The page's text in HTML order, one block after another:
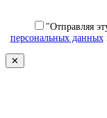
"Отправляя
персональных данных
✕